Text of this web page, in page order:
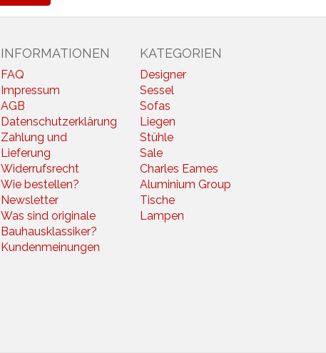
INFORMATIONEN
FAQ
Impressum
AGB
Datenschutzerklärung
Zahlung und
Lieferung
Widerrufsrecht
Wie bestellen?
Newsletter
Was sind originale
Bauhausklassiker?
Kundenmeinungen
KATEGORIEN
Designer
Sessel
Sofas
Liegen
Stühle
Sale
Charles Eames
Aluminium Group
Tische
Lampen